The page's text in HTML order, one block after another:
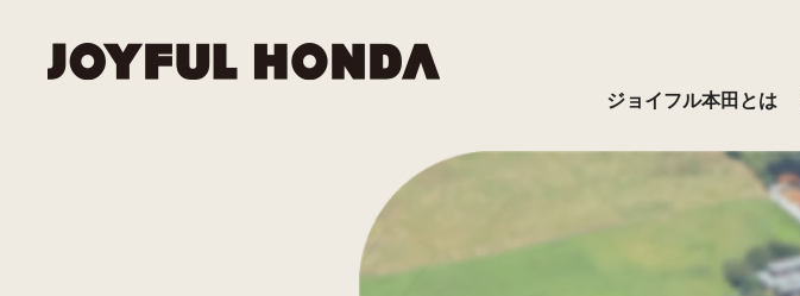
ジョイフル本田とは
リフォーム
環境への取り組み
IRライブラリ
新卒採用